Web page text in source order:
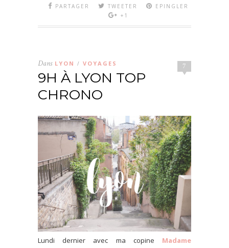
PARTAGER
TWEETER
EPINGLER
+1
7
Dans LYON / VOYAGES
9H À LYON TOP
CHRONO
Lundi dernier avec ma copine Madame